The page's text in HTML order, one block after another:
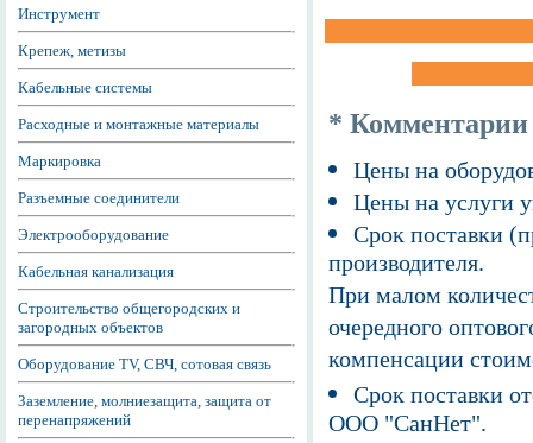
Инструмент
Крепеж, метизы
Кабельные системы
Расходные и монтажные материалы
Маркировка
Разъемные соединители
Электрооборудование
Кабельная канализация
Строительство общегородских и
загородных объектов
Оборудование TV, СВЧ, сотовая связь
Заземление, молниезащита, защита от
перенапряжений
* Комментарии
Цены на
Цены на услуги
Срок поставки
производителя.
При малом
очередного
компенсации
Срок поставки
ООО "СанНет".